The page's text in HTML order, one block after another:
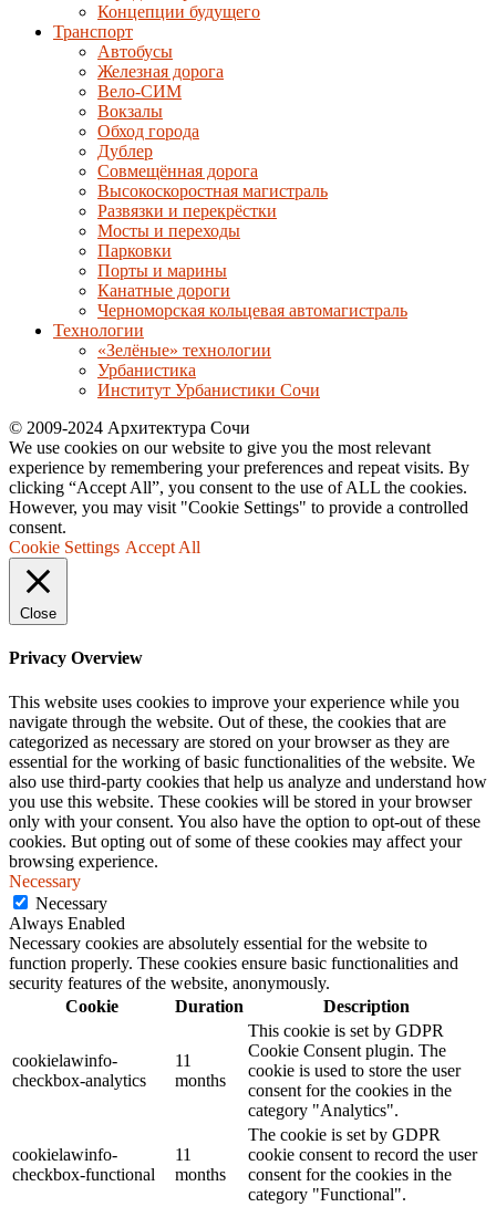
Концепции будущего
Транспорт
Автобусы
Железная дорога
Вело-СИМ
Вокзалы
Обход города
Дублер
Совмещённая дорога
Высокоскоростная магистраль
Развязки и перекрёстки
Мосты и переходы
Парковки
Порты и марины
Канатные дороги
Черноморская кольцевая автомагистраль
Технологии
«Зелёные» технологии
Урбанистика
Институт Урбанистики Сочи
© 2009-2024 Архитектура Сочи
We use cookies on our website to give you the most relevant
experience by remembering your preferences and repeat visits. By
clicking “Accept All”, you consent to the use of ALL the cookies.
However, you may visit "Cookie Settings" to provide a controlled
consent.
Cookie Settings Accept All
Close
Privacy Overview
This website uses cookies to improve your experience while you
navigate through the website. Out of these, the cookies that are
categorized as necessary are stored on your browser as they are
essential for the working of basic functionalities of the website. We
also use third-party cookies that help us analyze and understand how
you use this website. These cookies will be stored in your browser
only with your consent. You also have the option to opt-out of these
cookies. But opting out of some of these cookies may affect your
browsing experience.
Necessary
Necessary
Always Enabled
Necessary cookies are absolutely essential for the website to
function properly. These cookies ensure basic functionalities and
security features of the website, anonymously.
Cookie
Duration Description
cookielawinfo-
checkbox-analytics
11
months
This cookie is set by GDPR
Cookie Consent plugin. The
cookie is used to store the user
consent for the cookies in the
category "Analytics".
cookielawinfo-
checkbox-functional
11
months
The cookie is set by GDPR
cookie consent to record the user
consent for the cookies in the
category "Functional".